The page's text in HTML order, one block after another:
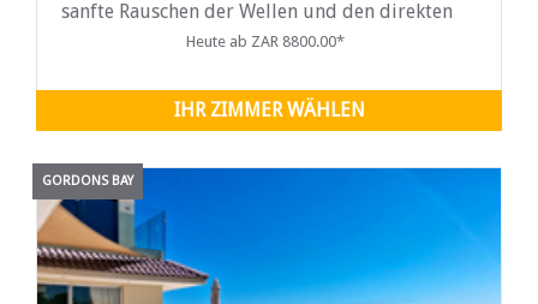
sanfte Rauschen der Wellen und den direkten
Zugang zum Strand.Heute ab ZAR 8800.00*
IHR ZIMMER WÄHLEN
GORDONS BAY